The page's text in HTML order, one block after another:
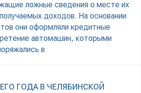
ложные сведения о месте их
доходов. На основании
они оформляли кредитные
автомашин, которыми
в
ГОДА В ЧЕЛЯБИНСКОЙ